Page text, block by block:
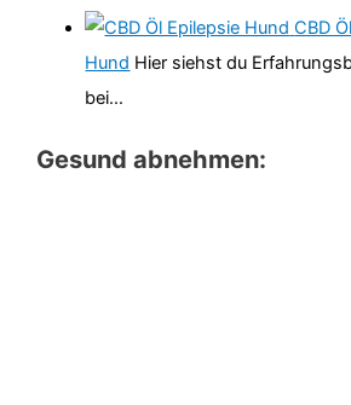
CBD
Hund Hier siehst du
bei…
Gesund abnehmen: